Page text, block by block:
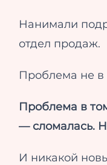
Нанимали
отдел продаж.
Проблема не в
Проблема в
— сломалась.
И никакой